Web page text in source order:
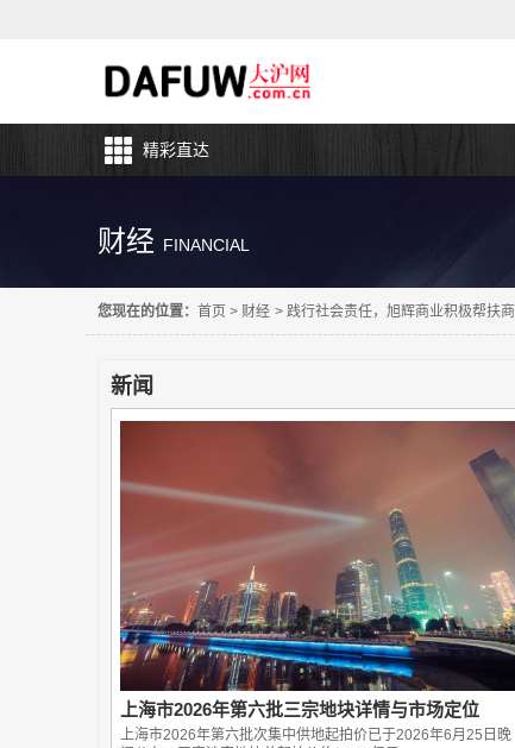
精彩直达
财经 FINANCIAL
您现在的位置： 首页 > 财经 > 践行社会责任，旭辉商业积极帮扶
新闻
上海市2026年第六批三宗地块详情与市场定位
上海市2026年第六批次集中供地起拍价已于2026年6月25日晚